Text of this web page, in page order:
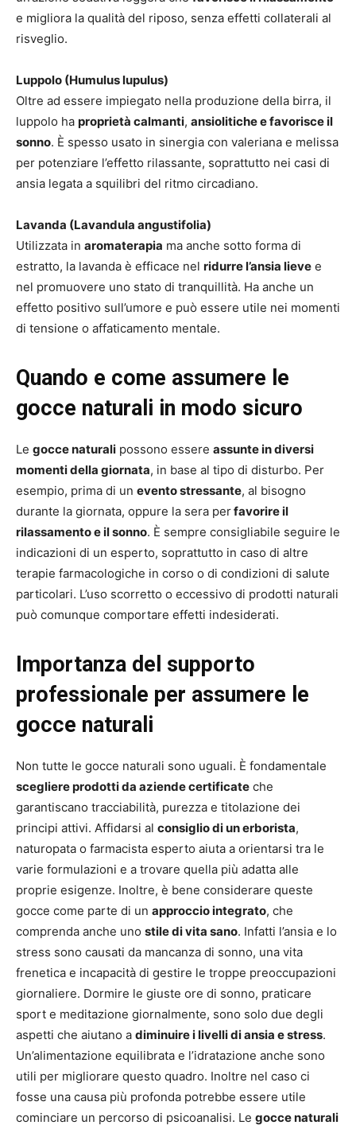
e migliora la qualità del riposo, senza effetti collaterali al
risveglio.
Luppolo (Humulus lupulus)
Oltre ad essere impiegato nella produzione della birra, il
luppolo ha proprietà calmanti, ansiolitiche e favorisce il
sonno. È spesso usato in sinergia con valeriana e melissa
per potenziare l’effetto rilassante, soprattutto nei casi di
ansia legata a squilibri del ritmo circadiano.
Lavanda (Lavandula angustifolia)
Utilizzata in aromaterapia ma anche sotto forma di
estratto, la lavanda è efficace nel ridurre l’ansia lieve e
nel promuovere uno stato di tranquillità. Ha anche un
effetto positivo sull’umore e può essere utile nei momenti
di tensione o affaticamento mentale.
Quando e come assumere le
gocce naturali in modo sicuro
Le gocce naturali possono essere assunte in diversi
momenti della giornata, in base al tipo di disturbo. Per
esempio, prima di un evento stressante, al bisogno
durante la giornata, oppure la sera perfavorire il
rilassamento e il sonno. È sempre consigliabile seguire le
indicazioni di un esperto, soprattutto in caso di altre
terapie farmacologiche in corso o di condizioni di salute
particolari. L’uso scorretto o eccessivo di prodotti naturali
può comunque comportare effetti indesiderati.
Importanza del supporto
professionale per assumere le
gocce naturali
Non tutte le gocce naturali sono uguali. È fondamentale
scegliere prodotti da aziende certificate che
garantiscano tracciabilità, purezza e titolazione dei
principi attivi. Affidarsi al consiglio di un erborista,
naturopata o farmacista esperto aiuta a orientarsi tra le
varie formulazioni e a trovare quella più adatta alle
proprie esigenze. Inoltre, è bene considerare queste
gocce come parte di un approccio integrato, che
comprenda anche uno stile di vita sano. Infatti l’ansia e lo
stress sono causati da mancanza di sonno, una vita
frenetica e incapacità di gestire le troppe preoccupazioni
giornaliere. Dormire le giuste ore di sonno, praticare
sport e meditazione giornalmente, sono solo due degli
aspetti che aiutano a diminuire i livelli di ansia e stress.
Un’alimentazione equilibrata e l’idratazione anche sono
utili per migliorare questo quadro. Inoltre nel caso ci
fosse una causa più profonda potrebbe essere utile
cominciare un percorso di psicoanalisi. Le gocce naturali